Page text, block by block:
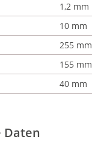
1,2 mm
10 mm
255 mm
155 mm
40 mm
Daten